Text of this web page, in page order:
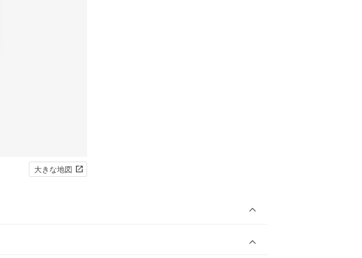
大きな地図